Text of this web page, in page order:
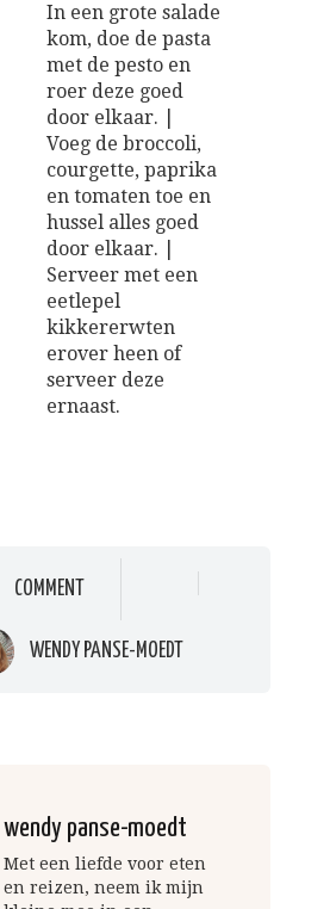
In een grote salade
kom, doe de pasta
met de pesto en
roer deze goed
door elkaar. |
Voeg de broccoli,
courgette, paprika
en tomaten toe en
hussel alles goed
door elkaar. |
Serveer met een
eetlepel
kikkererwten
erover heen of
serveer deze
ernaast.
COMMENT
WENDY PANSE-MOEDT
wendy panse-moedt
Met een liefde voor eten
en reizen, neem ik mijn